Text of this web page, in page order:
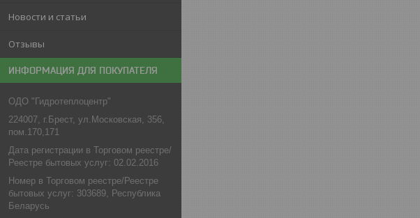
Новости и статьи
Отзывы
ИНФОРМАЦИЯ ДЛЯ ПОКУПАТЕЛЯ
ОДО "Гидротеплоцентр"
224007, г.Брест, ул.Московская, 356,
пом.170,171
Дата регистрации в Торговом реестре/
Реестре бытовых услуг: 02.02.2016
Номер в Торговом реестре/Реестре
бытовых услуг: 303689, Республика
Беларусь